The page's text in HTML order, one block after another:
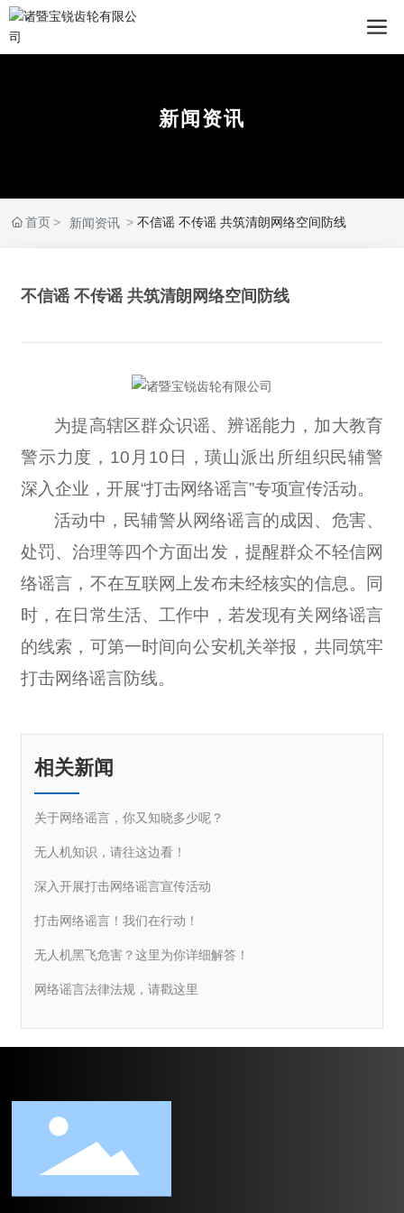
新闻资讯
首页 新闻资讯 不信谣 不传谣 共筑清朗网络空间防线
不信谣 不传谣 共筑清朗网络空间防线
为提高辖区群众识谣、辨谣能力，加大教育
警示力度， 10 月 10 日，璜山派出所组织民辅警
深入企业，开展“打击网络谣言”专项宣传活动。
活动中，民辅警从网络谣言的成因、危害、
处罚、治理等四个方面出发，提醒群众不轻信网
络谣言，不在互联网上发布未经核实的信息。同
时，在日常生活、工作中，若发现有关网络谣言
的线索，可第一时间向公安机关举报，共同筑牢
打击网络谣言防线。
相关新闻
关于网络谣言，你又知晓多少呢？
无人机知识，请往这边看！
深入开展打击网络谣言宣传活动
打击网络谣言！我们在行动！
无人机黑飞危害？这里为你详细解答！
网络谣言法律法规，请戳这里